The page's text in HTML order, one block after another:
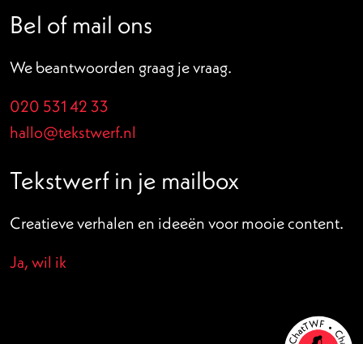
Bel of mail ons
We beantwoorden graag je vraag.
020 531 42 33
hallo@tekstwerf.nl
Tekstwerf in je mailbox
Creatieve verhalen en ideeën voor mooie content.
Ja, wil ik